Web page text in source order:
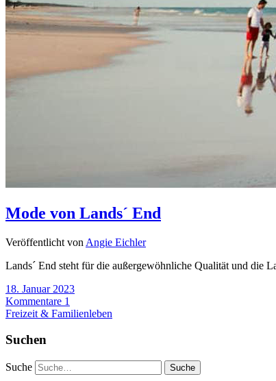
Mode von Lands´ End
Veröffentlicht von Angie Eichler
Lands´ End steht für die außergewöhnliche Qualität und die
18. Januar 2023
Kommentare 1
Freizeit & Familienleben
Suchen
Suche